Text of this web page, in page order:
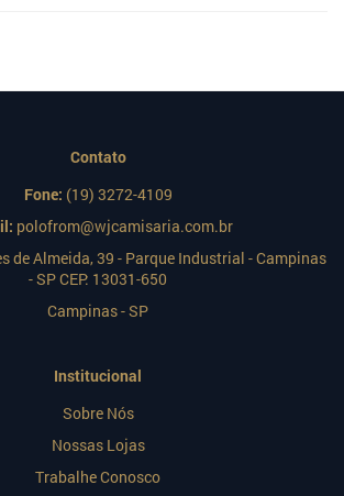
Contato
Fone: (19) 3272-4109
polofrom@wjcamisaria.com.br
de Almeida, 39 - Parque Industrial - Campinas
- SP CEP: 13031-650
Campinas - SP
Institucional
Sobre Nós
Nossas Lojas
Trabalhe Conosco